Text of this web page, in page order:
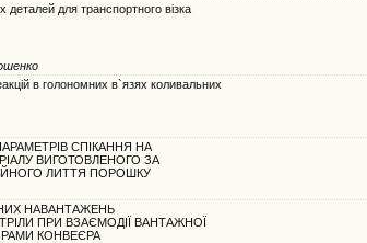
деталей для транспортного візка
в голономних в`язях коливальних
СПІКАННЯ НА
ВИГОТОВЛЕНОГО ЗА
ЛИТТЯ ПОРОШКУ
НАВАНТАЖЕНЬ
ПРИ ВЗАЄМОДІЇ ВАНТАЖНОЇ
КОНВЕЄРА